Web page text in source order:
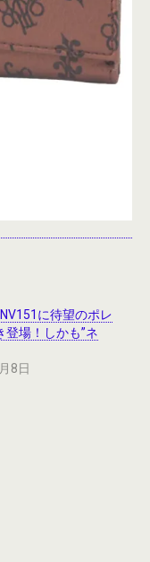
に待望のポレ
登場！しかも”ネ
8日